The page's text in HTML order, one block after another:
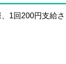
1回200円支給さ